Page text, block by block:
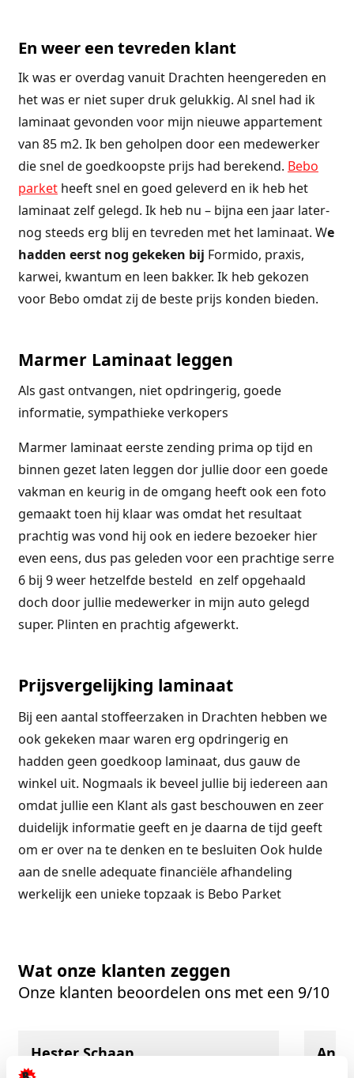
En weer een tevreden klant
Ik was er overdag vanuit Drachten heengereden en
het was er niet super druk gelukkig. Al snel had ik
laminaat gevonden voor mijn nieuwe appartement
van 85 m2. Ik ben geholpen door een medewerker
die snel de goedkoopste prijs had berekend. Bebo
parketheeft snel en goed geleverd en ik heb het
laminaat zelf gelegd. Ik heb nu – bijna een jaar later-
nog steeds erg blij en tevreden met het laminaat. We
hadden eerst nog gekeken bij Formido, praxis,
karwei, kwantum en leen bakker. Ik heb gekozen
voor Bebo omdat zij de beste prijs konden bieden.
Marmer Laminaat leggen
Als gast ontvangen, niet opdringerig, goede
informatie, sympathieke verkopers
Marmer laminaat eerste zending prima op tijd en
binnen gezet laten leggen dor jullie door een goede
vakman en keurig in de omgang heeft ook een foto
gemaakt toen hij klaar was omdat het resultaat
prachtig was vond hij ook en iedere bezoeker hier
even eens, dus pas geleden voor een prachtige serre
6 bij 9 weer hetzelfde besteld en zelf opgehaald
doch door jullie medewerker in mijn auto gelegd
super. Plinten en prachtig afgewerkt.
Prijsvergelijking laminaat
Bij een aantal stoffeerzaken in Drachten hebben we
ook gekeken maar waren erg opdringerig en
hadden geen goedkoop laminaat, dus gauw de
winkel uit. Nogmaals ik beveel jullie bij iedereen aan
omdat jullie een Klant als gast beschouwen en zeer
duidelijk informatie geeft en je daarna de tijd geeft
om er over na te denken en te besluiten Ook hulde
aan de snelle adequate financiële afhandeling
werkelijk een unieke topzaak is Bebo Parket
Wat onze klanten zeggen
Onze klanten beoordelen ons met een 9/10
Hester Schaap